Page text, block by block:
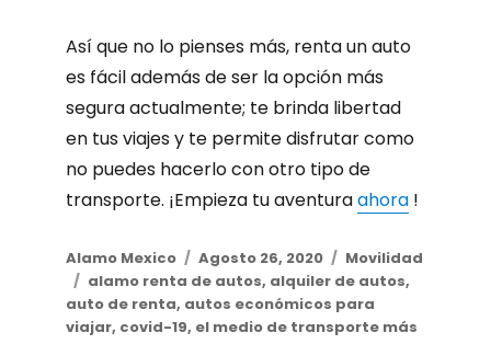
Así que no lo pienses más, renta un auto
es fácil además de ser la opción más
segura actualmente; te brinda libertad
en tus viajes y te permite disfrutar como
no puedes hacerlo con otro tipo de
transporte. ¡Empieza tu aventuraahora!
Author
Alamo Mexico
Posted
on
Agosto 26, 2020 Categories
Movilidad
Tags
alamo renta de autos, alquiler de autos,
auto de renta, autos económicos para
viajar, covid-19, el medio de transporte más